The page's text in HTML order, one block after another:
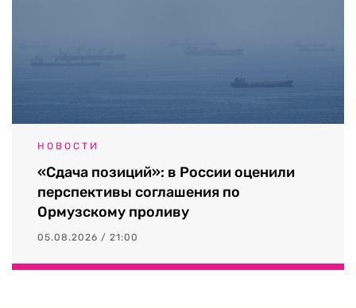
НОВОСТИ
«Сдача позиций»: в России оценили
перспективы соглашения по
Ормузскому проливу
05.08.2026 / 21:00